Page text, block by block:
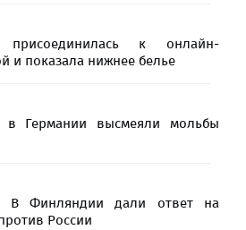
присоединилась к онлайн-
и показала нижнее белье
в Германии высмеяли мольбы
В Финляндии дали ответ на
России